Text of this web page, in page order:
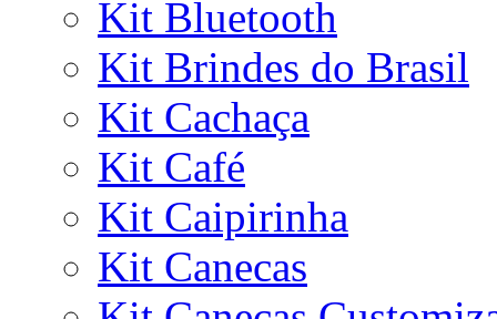
Kit Bluetooth
Kit Brindes do Brasil
Kit Cachaça
Kit Café
Kit Caipirinha
Kit Canecas